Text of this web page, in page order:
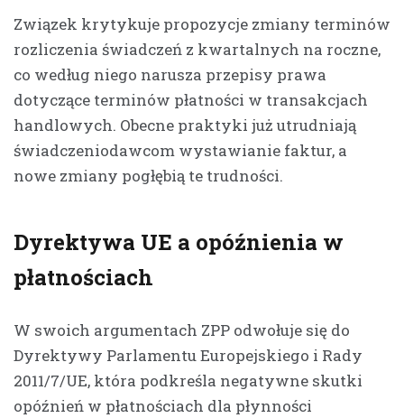
Związek krytykuje propozycje zmiany terminów
rozliczenia świadczeń z kwartalnych na roczne,
co według niego narusza przepisy prawa
dotyczące terminów płatności w transakcjach
handlowych. Obecne praktyki już utrudniają
świadczeniodawcom wystawianie faktur, a
nowe zmiany pogłębią te trudności.
Dyrektywa UE a opóźnienia w
płatnościach
W swoich argumentach ZPP odwołuje się do
Dyrektywy Parlamentu Europejskiego i Rady
2011/7/UE, która podkreśla negatywne skutki
opóźnień w płatnościach dla płynności